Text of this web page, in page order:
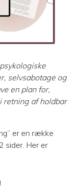
selvsabotage og
en plan for,
retning af holdbar
er en række
sider. Her er